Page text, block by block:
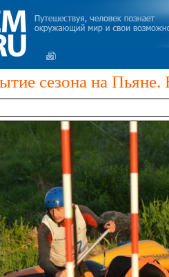
сезона на